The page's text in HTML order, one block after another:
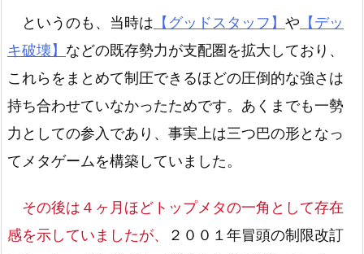
というのも、当時は 【グッドスタッフ】 や 【デッ
キ破壊】 などの既存勢力が支配圏を拡大しており、
これらをまとめて制圧できるほどの圧倒的な強さは
持ち合わせていなかったためです。あくまでも一勢
力としての参入であり、事実上は三つ巴の形となっ
てメタゲームを構築していました。
その後は４ヶ月ほどトップメタの一角として存在
感を示していましたが、
２００１年冒頭の制限改訂